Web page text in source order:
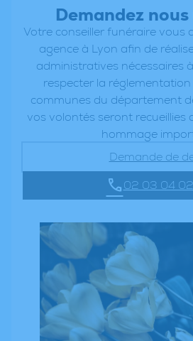
Demandez
Votre conseiller funéraire vous
agence à Lyon afin de
administratives nécessaires
respecter la
communes du département
vos volontés seront recueillies
hommage
Demande de
02 03 04